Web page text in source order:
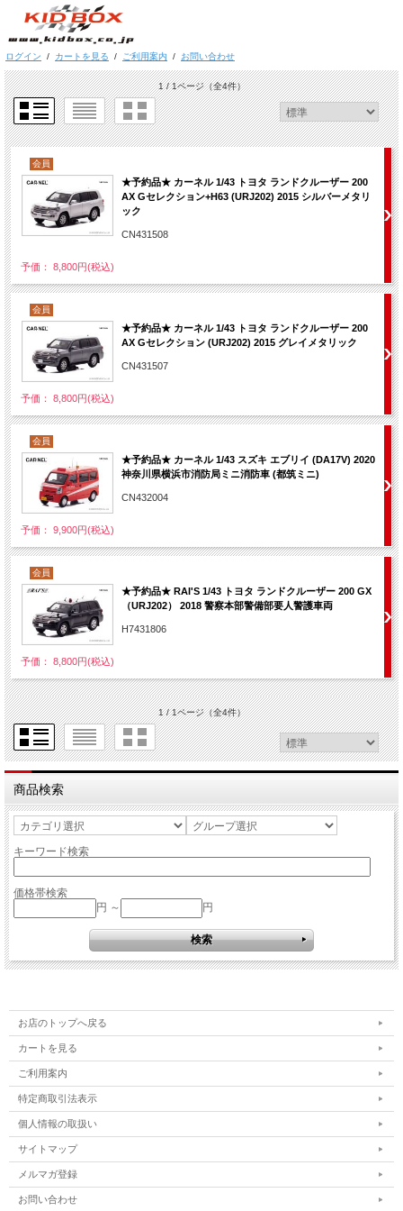
ログイン / カートを見る / ご利用案内 / お問い合わせ
1 / 1ページ（全4件）
会員
★予約品★ カーネル 1/43 トヨタ ランドクルーザー 200
AX Gセレクション+H63 (URJ202) 2015 シルバーメタリ
ック
CN431508
予価： 8,800円(税込)
会員
★予約品★ カーネル 1/43 トヨタ ランドクルーザー 200
AX Gセレクション (URJ202) 2015 グレイメタリック
CN431507
予価： 8,800円(税込)
会員
★予約品★ カーネル 1/43 スズキ エブリイ (DA17V) 2020
神奈川県横浜市消防局ミニ消防車 (都筑ミニ)
CN432004
予価： 9,900円(税込)
会員
★予約品★ RAI'S 1/43 トヨタ ランドクルーザー 200 GX
（URJ202） 2018 警察本部警備部要人警護車両
H7431806
予価： 8,800円(税込)
1 / 1ページ（全4件）
商品検索
キーワード検索
価格帯検索
円 ～
円
お店のトップへ戻る
カートを見る
ご利用案内
特定商取引法表示
個人情報の取扱い
サイトマップ
メルマガ登録
お問い合わせ